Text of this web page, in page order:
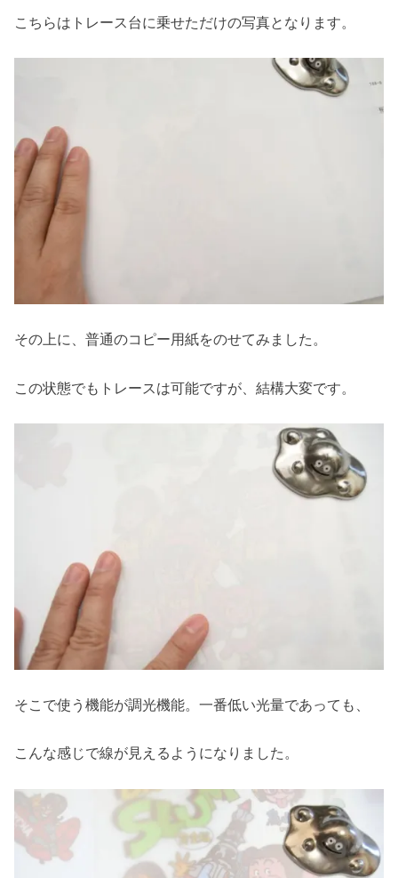
こちらはトレース台に乗せただけの写真となります。
その上に、普通のコピー用紙をのせてみました。
この状態でもトレースは可能ですが、結構大変です。
そこで使う機能が調光機能。一番低い光量であっても、
こんな感じで線が見えるようになりました。